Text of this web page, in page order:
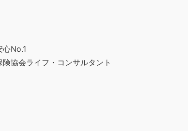
No.1
協会ライフ・コンサルタント